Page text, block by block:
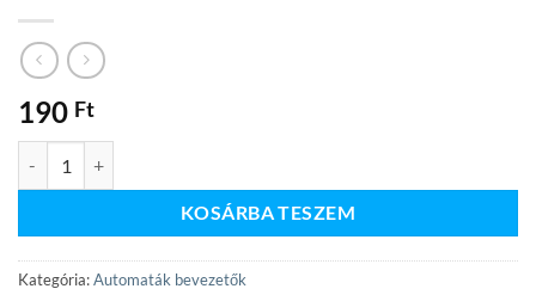
190 Ft
KOSÁRBA TESZEM
Kategória:Automaták bevezetők